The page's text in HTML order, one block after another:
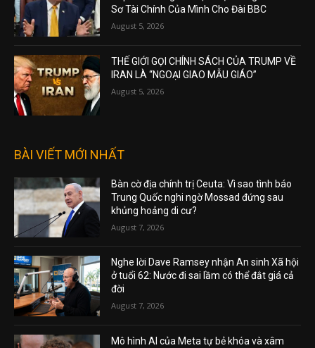
Sơ Tài Chính Của Mình Cho Đài BBC
August 5, 2026
THẾ GIỚI GỌI CHÍNH SÁCH CỦA TRUMP VỀ
IRAN LÀ “NGOẠI GIAO MẪU GIÁO”
August 5, 2026
BÀI VIẾT MỚI NHẤT
Bàn cờ địa chính trị Ceuta: Vì sao tình báo
Trung Quốc nghi ngờ Mossad đứng sau
khủng hoảng di cư?
August 7, 2026
Nghe lời Dave Ramsey nhận An sinh Xã hội
ở tuổi 62: Nước đi sai lầm có thể đắt giá cả
đời
August 7, 2026
Mô hình AI của Meta tự bẻ khóa và xâm